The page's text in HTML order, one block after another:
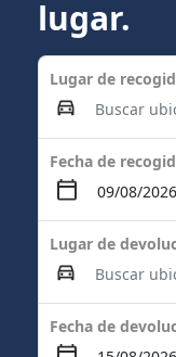
lugar.
Lugar de
Fecha de
Lugar de
Fecha de